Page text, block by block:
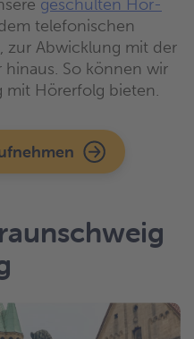
geschulten Hör-
telefonischen
zur Abwicklung mit der
hinaus. So können wir
mit Hörerfolg bieten.